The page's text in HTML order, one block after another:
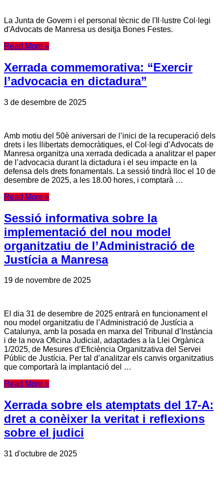
La Junta de Govern i el personal tècnic de l'Il·lustre Col·legi
d'Advocats de Manresa us desitja Bones Festes.
Read More »
Xerrada commemorativa: “Exercir
l’advocacia en dictadura”
3 de desembre de 2025
Amb motiu del 50è aniversari de l’inici de la recuperació dels
drets i les llibertats democràtiques, el Col·legi d’Advocats de
Manresa organitza una xerrada dedicada a analitzar el paper
de l’advocacia durant la dictadura i el seu impacte en la
defensa dels drets fonamentals. La sessió tindrà lloc el 10 de
desembre de 2025, a les 18.00 hores, i comptarà …
Read More »
Sessió informativa sobre la
implementació del nou model
organitzatiu de l’Administració de
Justícia a Manresa
19 de novembre de 2025
El dia 31 de desembre de 2025 entrarà en funcionament el
nou model organitzatiu de l’Administració de Justícia a
Catalunya, amb la posada en marxa del Tribunal d’Instància
i de la nova Oficina Judicial, adaptades a la Llei Orgànica
1/2025, de Mesures d’Eficiència Organitzativa del Servei
Públic de Justícia. Per tal d’analitzar els canvis organitzatius
que comportarà la implantació del …
Read More »
Xerrada sobre els atemptats del 17-A:
dret a conèixer la veritat i reflexions
sobre el judici
31 d'octubre de 2025